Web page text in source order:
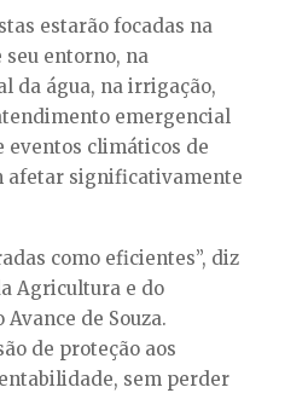
estarão focadas na
seu entorno, na
da água, na irrigação,
emergencial
eventos climáticos de
afetar significativamente
como eficientes”, diz
Agricultura e do
de Souza.
de proteção aos
sem perder